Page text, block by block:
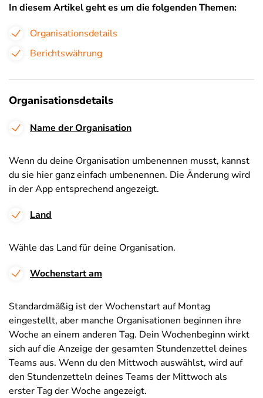
In diesem Artikel geht es um die folgenden Themen:
Organisationsdetails
Berichtswährung
Organisationsdetails
Name der Organisation
Wenn du deine Organisation umbenennen musst, kannst
du sie hier ganz einfach umbenennen. Die Änderung wird
in der App entsprechend angezeigt.
Land
Wähle das Land für deine Organisation.
Wochenstart am
Standardmäßig ist der Wochenstart auf Montag
eingestellt, aber manche Organisationen beginnen ihre
Woche an einem anderen Tag. Dein Wochenbeginn wirkt
sich auf die Anzeige der gesamten Stundenzettel deines
Teams aus. Wenn du den Mittwoch auswählst, wird auf
den Stundenzetteln deines Teams der Mittwoch als
erster Tag der Woche angezeigt.